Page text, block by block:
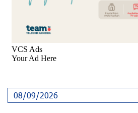
и чего на самом деле
парламентского бойкота
повестка дня? «Паст»